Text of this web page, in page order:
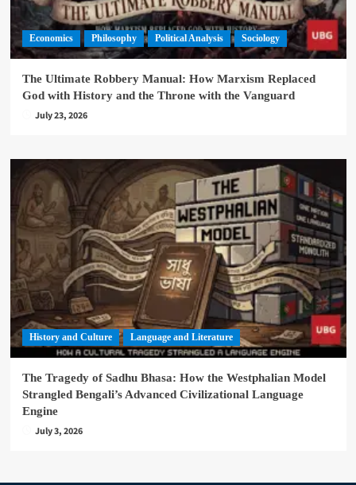
Economics Philosophy Political Analysis Sociology
The Ultimate Robbery Manual: How Marxism Replaced
God with History and the Throne with the Vanguard
July 23, 2026
History and Culture Language and Literature
The Tragedy of Sadhu Bhasa: How the Westphalian Model
Strangled Bengali’s Advanced Civilizational Language
Engine
July 3, 2026